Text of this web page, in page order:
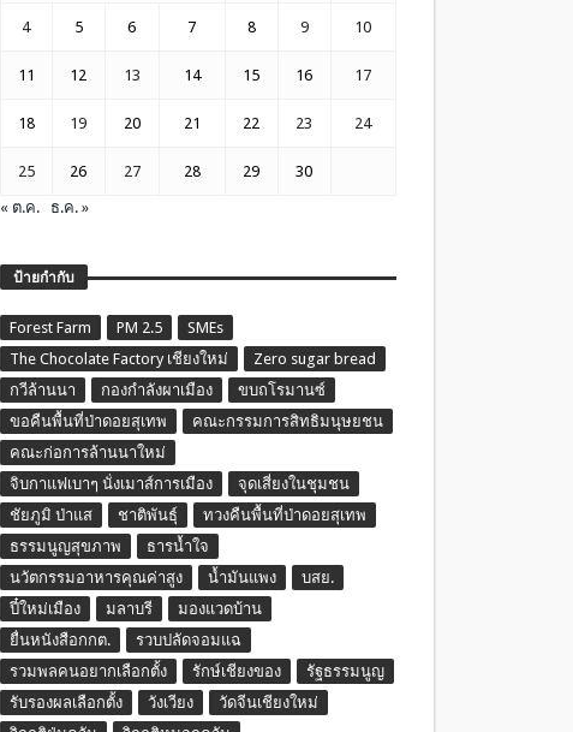
4 5 6 7 8 9 10
11 12 13 14 15 16 17
18 19 20 21 22 23 24
25 26 27 28 29
30
« ต.ค.
ธ.ค. »
ป้ายกำกับ
Forest Farm PM 2.5
SMEs
The Chocolate Factory เชียงใหม่
Zero sugar bread
กวีล้านนา
กองกำลังผาเมือง
ขบถโรมานซ์
ขอคืนพื้นที่ป่าดอยสุเทพ
คณะกรรมการสิทธิมนุษยชน
คณะก่อการล้านนาใหม่
จิบกาแฟเบาๆ นั่งเมาส์การเมือง
จุดเสี่ยงในชุมชน
ชัยภูมิ ป่าแส
ชาติพันธุ์
ทวงคืนพื้นที่ป่าดอยสุเทพ
ธรรมนูญสุขภาพ
ธารน้ำใจ
นวัตกรรมอาหารคุณค่าสูง
น้ำมันแพง
บสย.
ปี๋ใหม่เมือง
มลาบรี
มองแวดบ้าน
ยื่นหนังสือกกต.
รวบปลัดจอมแฉ
รวมพลคนอยากเลือกตั้ง
รักษ์เชียงของ
รัฐธรรมนูญ
รับรองผลเลือกตั้ง
วังเวียง
วัดจีนเชียงใหม่